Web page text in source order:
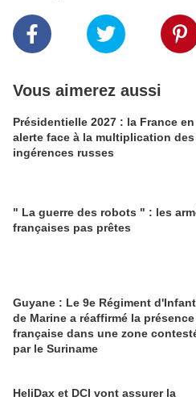
Vous aimerez aussi
Présidentielle 2027 : la France en
alerte face à la multiplication des
ingérences russes
" La guerre des robots " : les
françaises pas prêtes
Guyane : Le 9e Régiment
de Marine a réaffirmé la présence
française dans une zone
par le Suriname
HeliDax et DCI vont assurer la